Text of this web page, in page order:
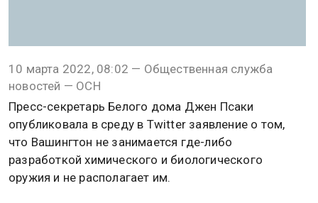
10 марта 2022, 08:02 — Общественная служба
новостей — ОСН
Пресс-секретарь Белого дома Джен Псаки
опубликовала в среду в Twitter заявление о том,
что Вашингтон не занимается где-либо
разработкой химического и биологического
оружия и не располагает им.